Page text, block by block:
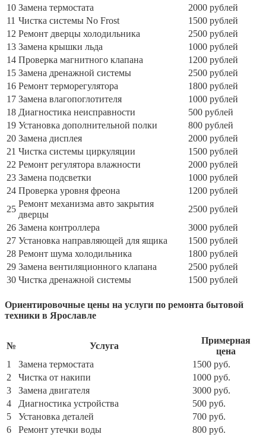
10 Замена термостата
2000 рублей
11 Чистка системы No Frost
1500 рублей
12 Ремонт дверцы холодильника
2500 рублей
13 Замена крышки льда
1000 рублей
14 Проверка магнитного клапана
1200 рублей
15 Замена дренажной системы
2500 рублей
16 Ремонт терморегулятора
1800 рублей
17 Замена влагопоглотителя
1000 рублей
18 Диагностика неисправности
500 рублей
19 Установка дополнительной полки
800 рублей
20 Замена дисплея
2000 рублей
21 Чистка системы циркуляции
1500 рублей
22 Ремонт регулятора влажности
2000 рублей
23 Замена подсветки
1000 рублей
24 Проверка уровня фреона
1200 рублей
25
Ремонт механизма авто закрытия
дверцы
2500 рублей
26 Замена контроллера
3000 рублей
27 Установка направляющей для ящика
1500 рублей
28 Ремонт шума холодильника
1800 рублей
29 Замена вентиляционного клапана
2500 рублей
30 Чистка дренажной системы 1500 рублей
Ориентировочные цены на услуги по ремонта бытовой
техники в Ярославле
№ Услуга
Примерная
цена
1
Замена термостата
1500 руб.
2
Чистка от накипи
1000 руб.
3
Замена двигателя
3000 руб.
4
Диагностика устройства
500 руб.
5
Установка деталей
700 руб.
6
Ремонт утечки воды
800 руб.